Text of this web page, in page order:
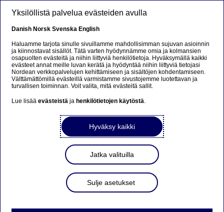
Beklager...
Denne siden findes ikke på norsk
Bli værende på denne siden|Fortsett til en lignende
side på norsk
MARKKINATAKAUS
WARRANTILLE TNES7C
32NDS ON PÄÄTTYNYT
Yksilöllistä palvelua evästeiden avulla
Danish Norsk Svenska English
Haluamme tarjota sinulle sivuillamme mahdollisimman sujuvan asioinnin
ja kiinnostavat sisällöt. Tätä varten hyödynnämme omia ja kolmansien
osapuolten evästeitä ja niihin liittyviä henkilötietoja. Hyväksymällä kaikki
evästeet annat meille luvan kerätä ja hyödyntää niihin liittyviä tietojasi
Nordean verkkopalvelujen kehittämiseen ja sisältöjen kohdentamiseen.
Välttämättömillä evästeillä varmistamme sivustojemme luotettavan ja
turvallisen toiminnan. Voit valita, mitä evästeitä sallit.
Lue lisääevästeistä ja henkilötietojen käytöstä.
Hyväksy kaikki
Jatka valituilla
Sulje asetukset